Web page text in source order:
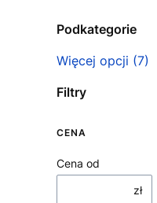
Podkategorie
Więcej opcji (7)
Filtry
CENA
Cena od
zł